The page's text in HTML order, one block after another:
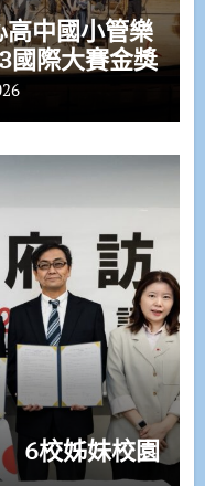
中國小管樂
國際大賽金獎
6校姊妹校園